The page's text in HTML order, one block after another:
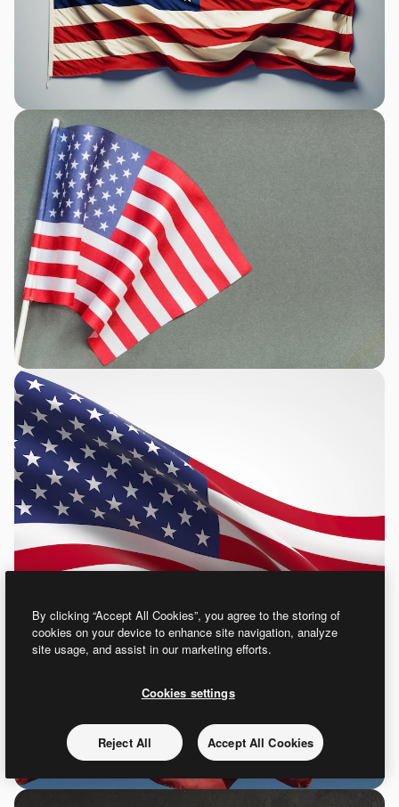
By clicking “Accept All Cookies”, you agree to the storing of
cookies on your device to enhance site navigation, analyze
site usage, and assist in our marketing efforts.
Cookies settings
Reject All Accept All Cookies